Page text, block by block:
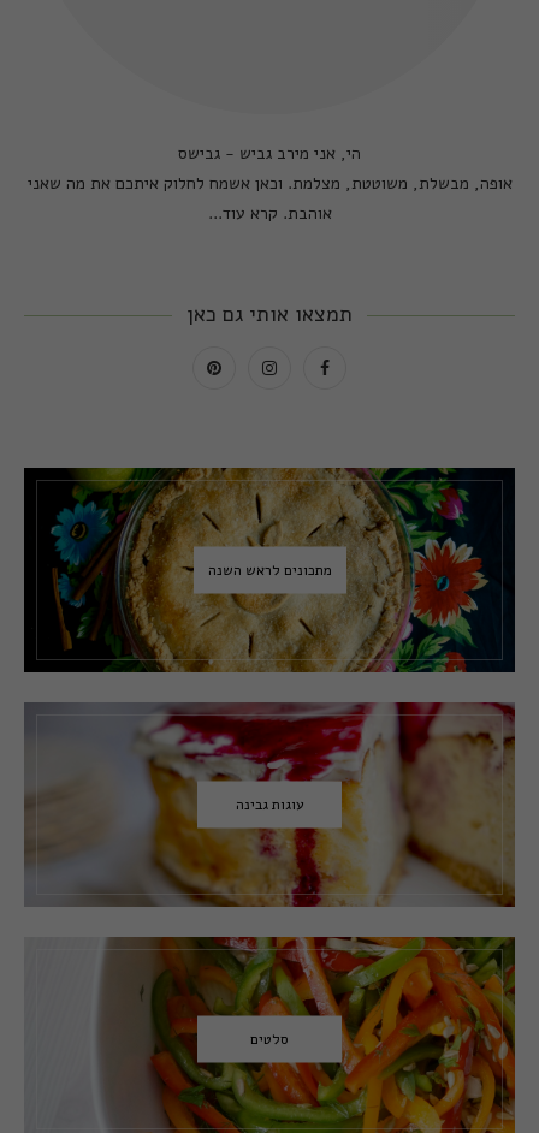
הי, אני מירב גביש - גבישס
אופה, מבשלת, משוטטת, מצלמת. וכאן אשמח לחלוק איתכם את מה שאני
אוהבת. קרא עוד...
תמצאו אותי גם כאן
מתכונים לראש השנה
עוגות גבינה
סלטים